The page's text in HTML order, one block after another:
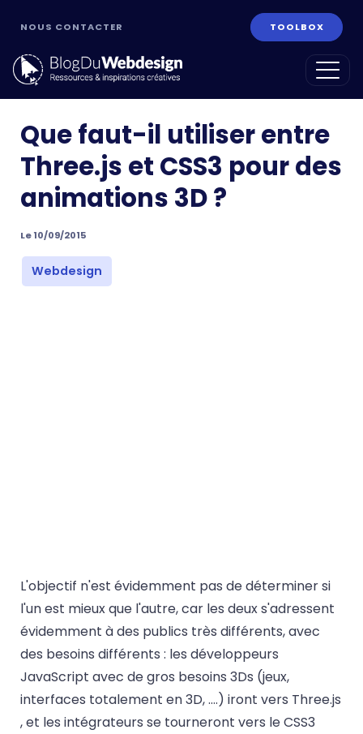
NOUS CONTACTER TOOLBOX
Que faut-il utiliser entre
Three.js et CSS3 pour des
animations 3D ?
Le 10/09/2015
Webdesign
L'objectif n'est évidemment pas de déterminer si
l'un est mieux que l'autre, car les deux s'adressent
évidemment à des publics très différents, avec
des besoins différents : les développeurs
JavaScript avec de gros besoins 3Ds (jeux,
interfaces totalement en 3D, ….) iront vers Three.js
, et les intégrateurs se tourneront vers le CSS3